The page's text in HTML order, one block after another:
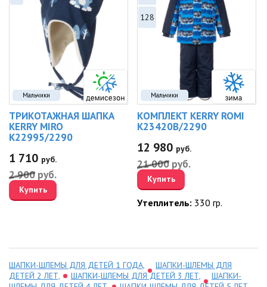
Мальчики
ТРИКОТАЖНАЯ ШАПКА
KERRY MIRO
K22995/2290
1 710 руб.
2 900 руб.
Купить
Мальчики
128
КОМПЛЕКТ KERRY ROMI
K23420B/2290
12 980 руб.
21 000 руб.
Купить
Утеплитель: 330 гр.
ШАПКИ-ШЛЕМЫ ДЛЯ ДЕТЕЙ 1 ГОДА,
ШАПКИ-ШЛЕМЫ ДЛЯ
ДЕТЕЙ 2 ЛЕТ,
ШАПКИ-ШЛЕМЫ ДЛЯ ДЕТЕЙ 3 ЛЕТ,
ШАПКИ-